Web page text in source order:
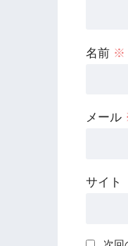
名前 ※
メール
サイト